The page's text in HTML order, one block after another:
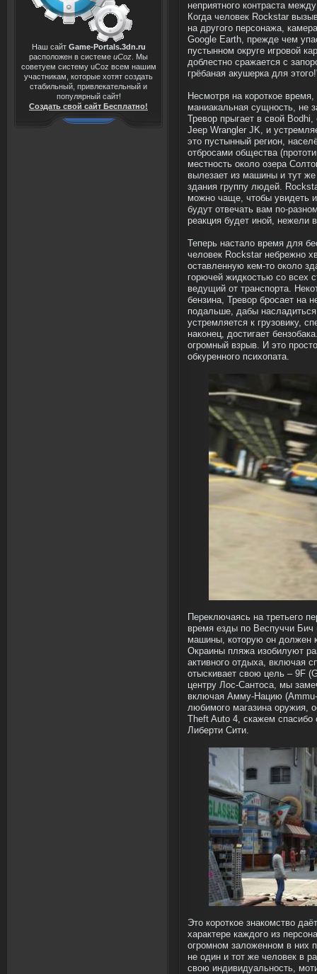
Наш сайт Game-Portals.3dn.ru
расположен в системе uCoz . Мы
советуем систему uCoz всем нашим
участникам, которые хотят создать
стабильный, привлекательный и
популярный сайт!
Создать свой сайт Бесплатно!
неприятного контраста
Когда человек Rockstar
на другого персонажа,
Google Earth, прежде чем
пустынном округе игровой
доблестно сражается с
грёбаная акушерка для
Несмотря на короткое
маниакальная сущность, не
Тревор прыгает в свой
Jeep Wrangler JK, и
это пустынный регион,
отбросами общества
местность около озера
вылезает из машины и тут
здания группу людей.
можно чаще, чтобы увидеть
будут отвечать вам по-
реакция будет иной, нежели
Теперь настало время для
человек Rockstar небрежно
оставленную кем-то около
горючей жидкостью со всех
ведущий от транспорта.
бензина, Тревор бросает на
подальше, дабы
устремляется к грузовику,
наконец, достигает
огромный взрыв. И это
обкуренного психопата.
Переключаясь на третьего
время езды по Веспуччи Бич
машины, которую он должен
Окраины пляжа изобилуют
активного отдыха, включая
отыскивает свою цель – 9F
центру Лос-Сантоса, мы
включая Амму-Нацию
любимого магазина оружия,
Theft Auto 4, скажем
Либерти Сити.
Это короткое знакомство
характере каждого из
огромном заложенном в них
не один и тот же человек в
свою индивидуальность,